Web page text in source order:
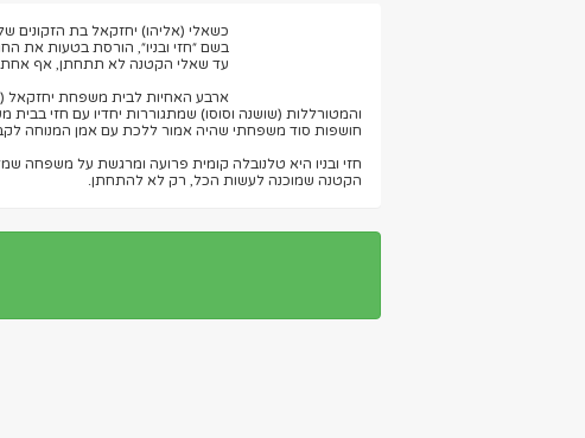
כשאלי (אליהו) יחזקאל בת הזקונים
בשם ״חזי ובניו״, הורסת בטעות את
עד שאלי הקטנה לא תתחתן, אף
ארבע האחיות לבית משפחת יחזקאל
והמטורללות (שושנה וסוסו) שמתגוררות יחדיו עם חזי
חושפות סוד משפחתי שהיה אמור ללכת עם אמן המנוחה
חזי ובניו היא טלנובלה קומית פרועה ומרגשת על משפחה
הקטנה שמוכנה לעשות הכל, רק לא להתחתן.